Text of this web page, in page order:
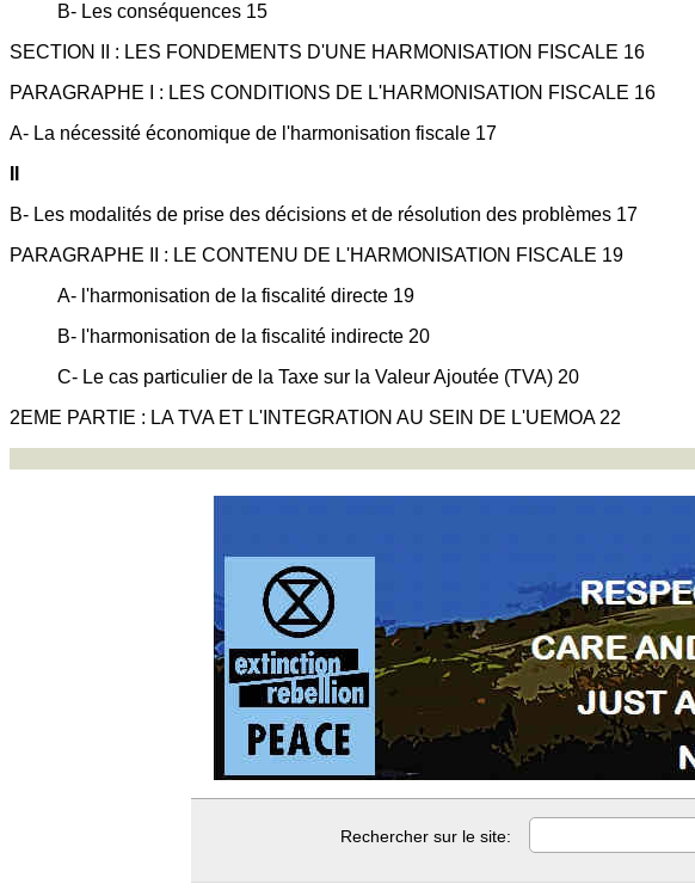
B- Les conséquences 15
SECTION II : LES FONDEMENTS D'UNE HARMONISATION FISCALE 16
PARAGRAPHE I : LES CONDITIONS DE L'HARMONISATION FISCALE 16
A- La nécessité économique de l'harmonisation fiscale 17
B- Les modalités de prise des décisions et de résolution des problèmes 17
PARAGRAPHE II : LE CONTENU DE L'HARMONISATION FISCALE 19
A- l'harmonisation de la fiscalité directe 19
B- l'harmonisation de la fiscalité indirecte 20
C- Le cas particulier de la Taxe sur la Valeur Ajoutée (TVA) 20
2EME PARTIE : LA TVA ET L'INTEGRATION AU SEIN DE L'UEMOA 22
Rechercher sur le site: